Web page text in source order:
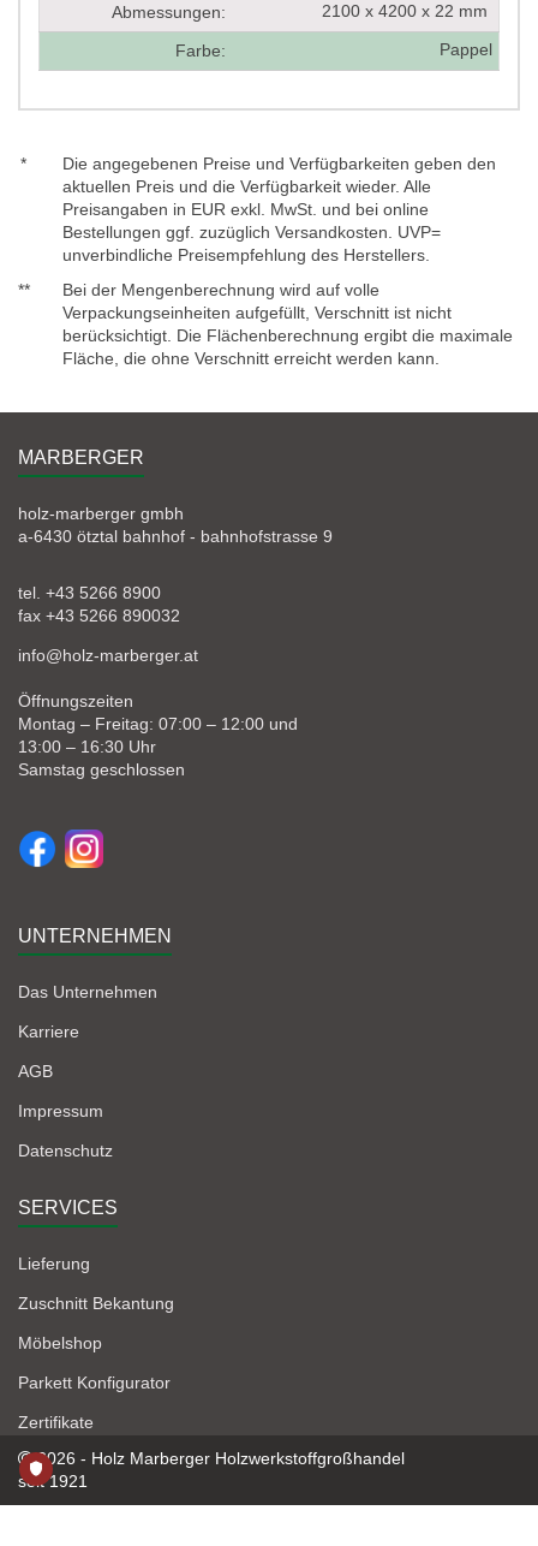
Abmessungen: 2100 x 4200 x 22 mm
Farbe: Pappel
*
Die angegebenen Preise und Verfügbarkeiten geben den
aktuellen Preis und die Verfügbarkeit wieder. Alle
Preisangaben in EUR exkl. MwSt. und bei online
Bestellungen ggf. zuzüglich Versandkosten. UVP=
unverbindliche Preisempfehlung des Herstellers.
**
Bei der Mengenberechnung wird auf volle
Verpackungseinheiten aufgefüllt, Verschnitt ist nicht
berücksichtigt. Die Flächenberechnung ergibt die maximale
Fläche, die ohne Verschnitt erreicht werden kann.
MARBERGER
holz-marberger gmbh
a-6430 ötztal bahnhof - bahnhofstrasse 9
tel. +43 5266 8900
fax +43 5266 890032
info@holz-marberger.at
Öffnungszeiten
Montag – Freitag: 07:00 – 12:00 und
13:00 – 16:30 Uhr
Samstag geschlossen
UNTERNEHMEN
Das Unternehmen
Karriere
AGB
Impressum
Datenschutz
SERVICES
Lieferung
Zuschnitt Bekantung
Möbelshop
Parkett Konfigurator
Zertifikate
2026 - Holz Marberger Holzwerkstoffgroßhandel
seit 1921